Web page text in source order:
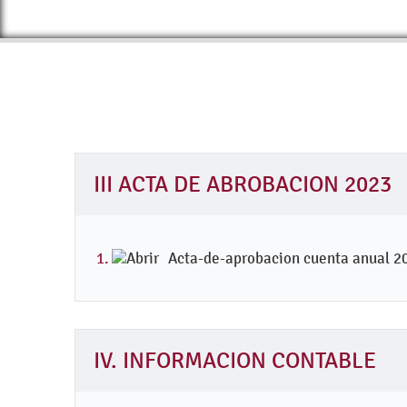
III ACTA DE ABROBACION 2023
Acta-de-aprobacion cuenta anual
IV. INFORMACION CONTABLE